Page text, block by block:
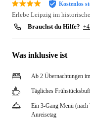
Kostenlos
Erlebe Leipzig im
Brauchst du Hilfe?
Was inklusive ist
Ab 2 Übernachtungen
Tägliches
Ein 3-Gang Menü (nach
Anreisetag